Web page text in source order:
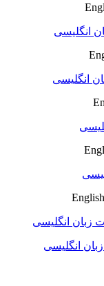
انگلیسی
انگلیسی
زبان انگلیسی
انگلیسی